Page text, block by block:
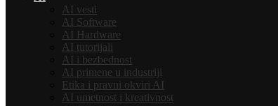
AI vesti
AI Software
AI Hardware
AI tutorijali
AI i bezbednost
AI primene u industriji
Etika i pravni okviri AI
AI umetnost i kreativnost